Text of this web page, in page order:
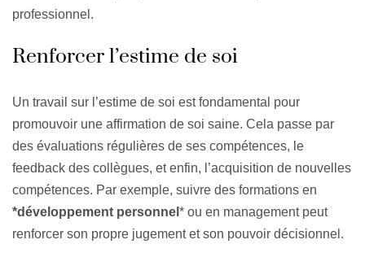
professionnel.
Renforcer l’estime de soi
Un travail sur l’estime de soi est fondamental pour
promouvoir une affirmation de soi saine. Cela passe par
des évaluations régulières de ses compétences, le
feedback des collègues, et enfin, l’acquisition de nouvelles
compétences. Par exemple, suivre des formations en
*développement personnel * ou en management peut
renforcer son propre jugement et son pouvoir décisionnel.